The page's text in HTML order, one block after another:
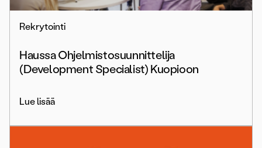
Rekrytointi
Haussa Ohjelmistosuunnittelija
(Development Specialist) Kuopioon
Lue lisää